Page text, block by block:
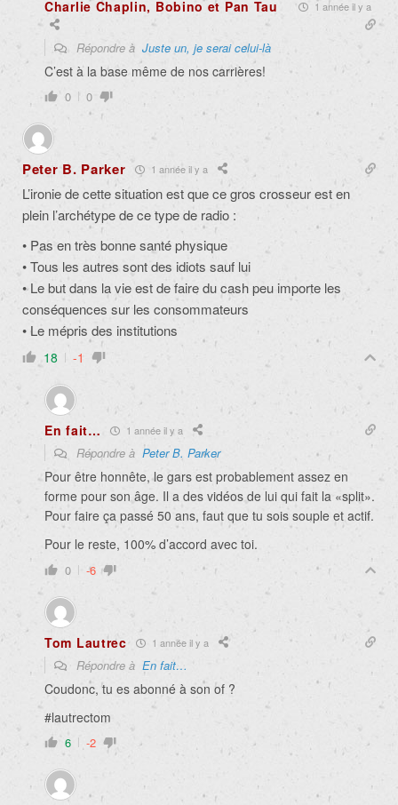
Charlie Chaplin, Bobino et Pan Tau 1 année il y a
Répondre à Juste un, je serai celui-là
C’est à la base même de nos carrières!
0 0
Peter B. Parker 1 année il y a
L’ironie de cette situation est que ce gros crosseur est en
plein l’archétype de ce type de radio :
• Pas en très bonne santé physique
• Tous les autres sont des idiots sauf lui
• Le but dans la vie est de faire du cash peu importe les
conséquences sur les consommateurs
• Le mépris des institutions
18 -1
En fait… 1 année il y a
Répondre à Peter B. Parker
Pour être honnête, le gars est probablement assez en
forme pour son âge. Il a des vidéos de lui qui fait la «split».
Pour faire ça passé 50 ans, faut que tu sois souple et actif.
Pour le reste, 100% d’accord avec toi.
0 -6
Tom Lautrec 1 année il y a
Répondre à En fait…
Coudonc, tu es abonné à son of ?
#lautrectom
6 -2